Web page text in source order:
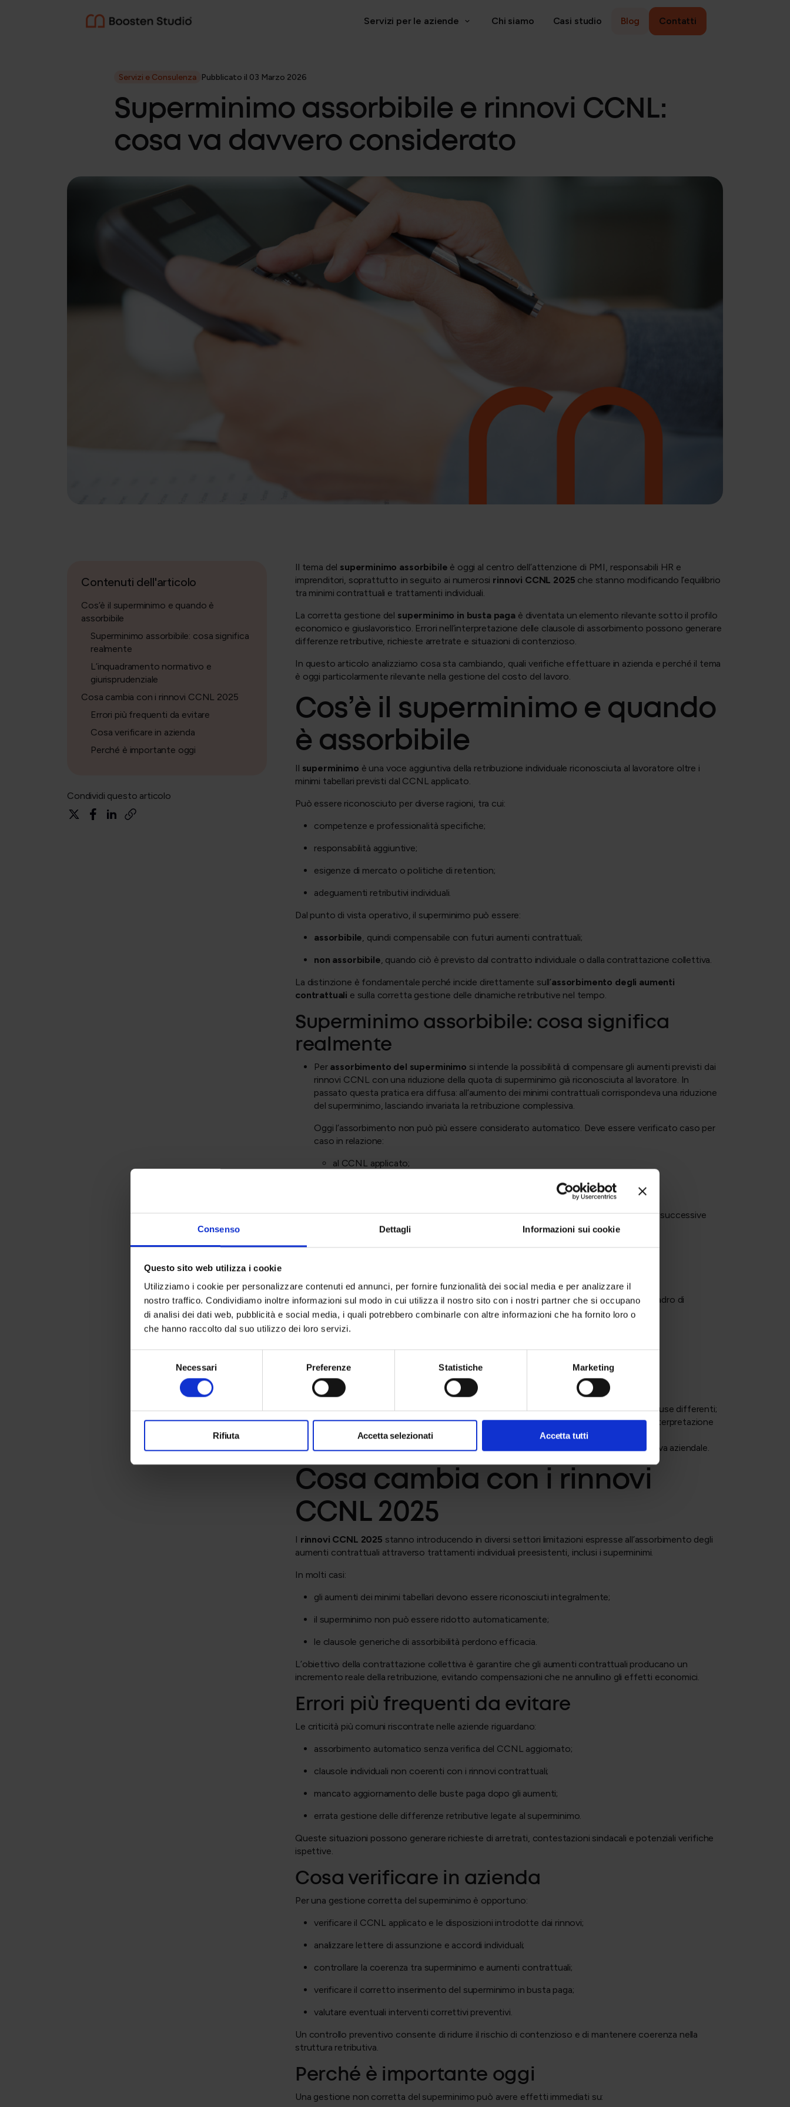
Consenso Dettagli Informazioni sui cookie
Questo sito web utilizza i cookie
Utilizziamo i cookie per personalizzare contenuti ed annunci, per fornire funzionalità dei social media e per analizzare il
nostro traffico. Condividiamo inoltre informazioni sul modo in cui utilizza il nostro sito con i nostri partner che si occupano
di analisi dei dati web, pubblicità e social media, i quali potrebbero combinarle con altre informazioni che ha fornito loro o
che hanno raccolto dal suo utilizzo dei loro servizi.
Necessari Preferenze Statistiche Marketing
Rifiuta Accetta selezionati Accetta tutti
Servizi per le aziende Chi siamo Casi studio Blog Contatti
CONSULENZA AZIENDALE
Diritto del lavoro
Gestione delle relazioni
Payroll, Budgeting e Analytics
Gestione operativa e adempimenti
Ricerca, selezione e sviluppo
Servizi e Consulenza Pubblicato il 03 Marzo 2026
Superminimo assorbibile e rinnovi CCNL:
cosa va davvero considerato
Contenuti dell'articolo
Cos’è il superminimo e quando è
assorbibile
Superminimo assorbibile: cosa significa
realmente
L’inquadramento normativo e
giurisprudenziale
Cosa cambia con i rinnovi CCNL 2025
Errori più frequenti da evitare
Cosa verificare in azienda
Perché è importante oggi
Condividi questo articolo
Il tema del superminimo assorbibile è oggi al centro dell’attenzione di PMI, responsabili HR e
imprenditori, soprattutto in seguito ai numerosi rinnovi CCNL 2025 che stanno modificando l’equilibrio
tra minimi contrattuali e trattamenti individuali.
La corretta gestione del superminimo in busta paga è diventata un elemento rilevante sotto il profilo
economico e giuslavoristico. Errori nell’interpretazione delle clausole di assorbimento possono generare
differenze retributive, richieste arretrate e situazioni di contenzioso.
In questo articolo analizziamo cosa sta cambiando, quali verifiche effettuare in azienda e perché il tema
è oggi particolarmente rilevante nella gestione del costo del lavoro.
Cos’è il superminimo e quando
è assorbibile
Il superminimo è una voce aggiuntiva della retribuzione individuale riconosciuta al lavoratore oltre i
minimi tabellari previsti dal CCNL applicato.
Può essere riconosciuto per diverse ragioni, tra cui:
competenze e professionalità specifiche;
responsabilità aggiuntive;
esigenze di mercato o politiche di retention;
adeguamenti retributivi individuali.
Dal punto di vista operativo, il superminimo può essere:
assorbibile, quindi compensabile con futuri aumenti contrattuali;
non assorbibile, quando ciò è previsto dal contratto individuale o dalla contrattazione collettiva.
La distinzione è fondamentale perché incide direttamente sull’assorbimento degli aumenti
contrattuali e sulla corretta gestione delle dinamiche retributive nel tempo.
Superminimo assorbibile: cosa significa
realmente
Per assorbimento del superminimo si intende la possibilità di compensare gli aumenti previsti dai
rinnovi CCNL con una riduzione della quota di superminimo già riconosciuta al lavoratore. In
passato questa pratica era diffusa: all’aumento dei minimi contrattuali corrispondeva una riduzione
del superminimo, lasciando invariata la retribuzione complessiva.
Oggi l’assorbimento non può più essere considerato automatico. Deve essere verificato caso per
caso in relazione:
al CCNL applicato;
Una valutazione superficiale può determinare errori nella gestione della busta paga e successive
richieste di adeguamento retributivo.
L’inquadramento normativo e
giurisprudenziale
Il superminimo non è disciplinato direttamente da una norma specifica di legge. Il quadro di
riferimento è costituito principalmente da:
contrattazione collettiva nazionale;
accordi individuali;
L’orientamento consolidato della giurisprudenza evidenzia che:
l’assorbimento è ammesso solo se compatibile con quanto previsto dal CCNL;
non è applicabile quando aumento contrattuale e superminimo rispondono a cause differenti;
comportamenti aziendali consolidati di non assorbibilità possono incidere sull’interpretazione
del rapporto di lavoro.
Questi elementi rendono necessaria unaverifica puntuale della situazione retributiva aziendale.
Cosa cambia con i rinnovi
CCNL 2025
I rinnovi CCNL 2025 stanno introducendo in diversi settori limitazioni espresse all’assorbimento degli
aumenti contrattuali attraverso trattamenti individuali preesistenti, inclusi i superminimi.
In molti casi:
gli aumenti dei minimi tabellari devono essere riconosciuti integralmente;
il superminimo non può essere ridotto automaticamente;
le clausole generiche di assorbibilità perdono efficacia.
L’obiettivo della contrattazione collettiva è garantire che gli aumenti contrattuali producano un
incremento reale della retribuzione, evitando compensazioni che ne annullino gli effetti economici.
Errori più frequenti da evitare
Le criticità più comuni riscontrate nelle aziende riguardano:
assorbimento automatico senza verifica del CCNL aggiornato;
clausole individuali non coerenti con i rinnovi contrattuali;
mancato aggiornamento delle buste paga dopo gli aumenti;
errata gestione delle differenze retributive legate al superminimo.
Queste situazioni possono generare richieste di arretrati, contestazioni sindacali e potenziali verifiche
ispettive.
Cosa verificare in azienda
Per una gestione corretta del superminimo è opportuno:
verificare il CCNL applicato e le disposizioni introdotte dai rinnovi;
analizzare lettere di assunzione e accordi individuali;
controllare la coerenza tra superminimo e aumenti contrattuali;
verificare il corretto inserimento del superminimo in busta paga;
valutare eventuali interventi correttivi preventivi.
Un controllo preventivo consente di ridurre il rischio di contenzioso e di mantenere coerenza nella
struttura retributiva.
Perché è importante oggi
Una gestione non corretta del superminimo può avere effetti immediati su: